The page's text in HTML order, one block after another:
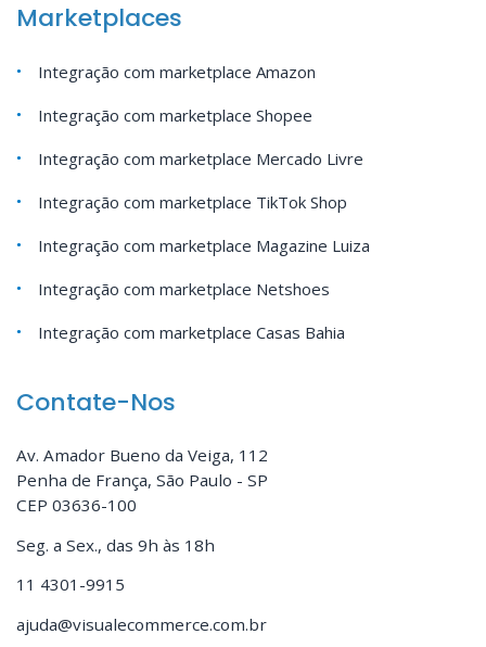
Marketplaces
Integração com marketplace Amazon
Integração com marketplace Shopee
Integração com marketplace Mercado Livre
Integração com marketplace TikTok Shop
Integração com marketplace Magazine Luiza
Integração com marketplace Netshoes
Integração com marketplace Casas Bahia
Contate-Nos
Av. Amador Bueno da Veiga, 112
Penha de França, São Paulo - SP
CEP 03636-100
Seg. a Sex., das 9h às 18h
11 4301-9915
ajuda@visualecommerce.com.br